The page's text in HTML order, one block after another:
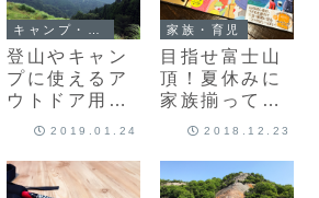
登山やキャン
プに使えるア
ウトドア用ウ
ォッチの購入
2019.01.24
家族・育児
目指せ富士山
頂！夏休みに
家族揃って富
士山に行こう
2018.12.23